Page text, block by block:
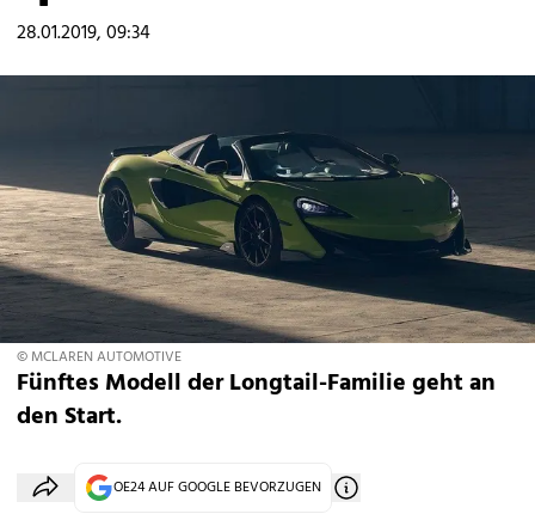
28.01.2019, 09:34
© MCLAREN AUTOMOTIVE
Fünftes Modell der Longtail-Familie geht an
den Start.
OE24 AUF GOOGLE BEVORZUGEN